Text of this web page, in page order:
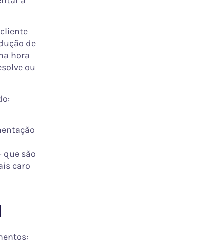
de
hora
ou
que são
caro